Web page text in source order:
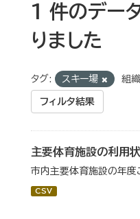
1 件のデー
りました
タグ: スキー場 組
フィルタ結果
主要体育施設の利用
市内主要体育施設の年度
CSV